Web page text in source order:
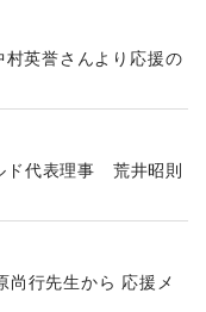
英誉さんより応援の
ド代表理事 荒井昭則
行先生から 応援メ